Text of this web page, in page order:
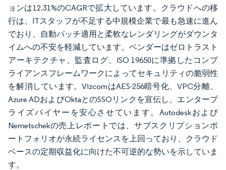
ョンは12.31%のCAGRで拡大しています。クラウドへの移
行は、ITスタッフが不足する中規模企業で最も急速に進ん
でおり、自動パッチ適用と柔軟なレンダリングがダウンタ
イムへの不安を軽減しています。ベンダーはゼロトラスト
アーキテクチャ、監査ログ、ISO 19650に準拠したコンプ
ライアンスフレームワークによってセキュリティの脆弱性
を解消しています。VizcomはAES-256暗号化、VPC分離、
Azure ADおよびOktaとのSSOリンクを宣伝し、エンタープ
ライズバイヤーを安心させています。Autodeskおよび
Nemetschekの売上レポートでは、サブスクリプションポ
ートフォリオが永続ライセンスを上回っており、クラウド
ベースの定期収益化に向けた不可逆的な勢いを示していま
す。